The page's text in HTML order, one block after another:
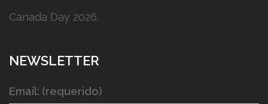
Canada Day 2026.
NEWSLETTER
Email: (requerido)